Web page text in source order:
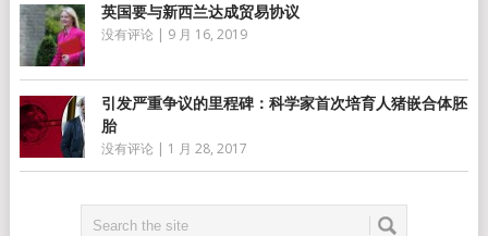
英国要与新西兰达成贸易协议
没有评论 | 9 月 16, 2019
引发严重争议的里程碑：科学家首次培育人猪嵌合体胚
胎
没有评论 | 1 月 28, 2017